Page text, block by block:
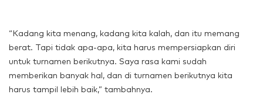
“Kadang kita menang, kadang kita kalah, dan itu memang
berat. Tapi tidak apa-apa, kita harus mempersiapkan diri
untuk turnamen berikutnya. Saya rasa kami sudah
memberikan banyak hal, dan di turnamen berikutnya kita
harus tampil lebih baik,” tambahnya.